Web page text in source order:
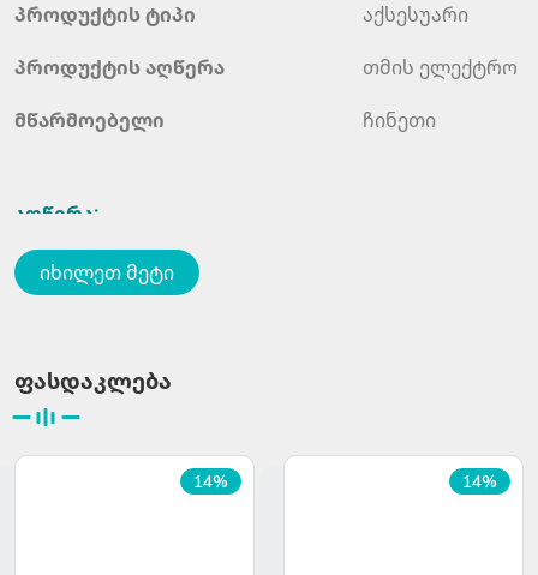
პროდუქტისტიპი
აქსესუარი
პროდუქტისაღწერა
თმის ელექტრო
მწარმოებელი
ჩინეთი
აღწერა:
მოდელი:
იხილეთ მეტი
ფასდაკლება
14% 14%